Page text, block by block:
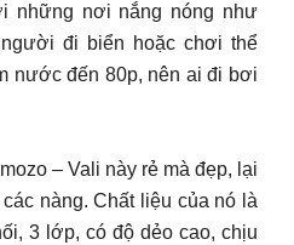
những nơi nắng nóng như
đi biển hoặc chơi thể
nước đến 80p, nên ai đi bơi
– Vali này rẻ mà đẹp, lại
nàng. Chất liệu của nó là
3 lớp, có độ dẻo cao, chịu